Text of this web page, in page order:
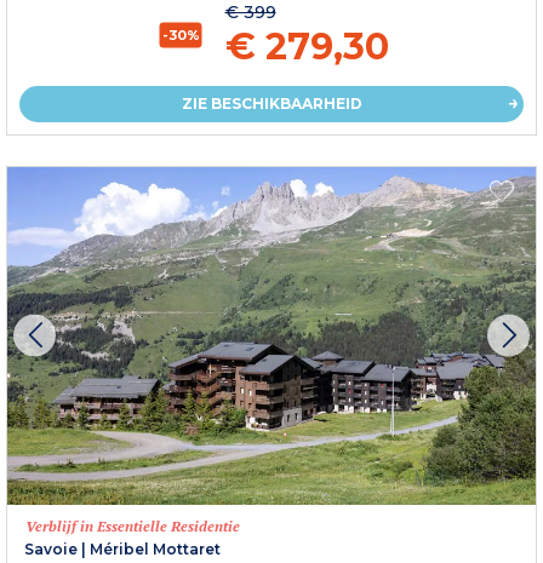
-30%
€ 399
€ 279,30
ZIE BESCHIKBAARHEID
Verblijf in Essentielle Residentie
Savoie | Méribel Mottaret